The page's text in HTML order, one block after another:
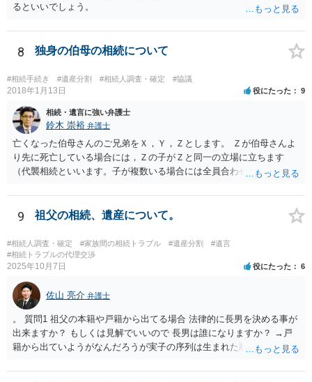
るといいでしょう。
8 独身の伯母の相続について
#相続手続き #遺産分割 #相続人調査・確定 #協議
2018年1月13日 役にたった 9
相続・遺言に強い弁護士
鈴木 崇裕 弁護士
亡くなった伯母さんのご兄弟をＸ，Ｙ，Ｚとします。 Ｚが伯母さんよ
り先に死亡している場合には，Ｚの子がＺと同一の立場に立ちます
（代襲相続といいます。子が複数いる場合には全員合わせてＺと同一
つの相続分を有していますので， そのことを前提として，遺産分割協
議をすることになります（必ずしも３分の１ずつにしなくても，合意
ができれば構いません。）。 今後の対応としては， ①伯母さんの相続
財産（遺産）の全容を整理する（預貯金，有価証券，不動産等の有無
を調べることになります。） ②相続財産に照らし，相続税の申告の準
備をする（税理士の先生にご相談ください。） ③遺産分割協議をする
（ご本人同士で行っても構いませんし，弁護士に相談することもよろ
しいと思います。） ことになります。
9 祖父の相続、遺産について。
#相続人調査・確定 #家族間の相続トラブル #遺産分割
#遺言
#相続トラブルの代理交渉
2025年10月7日 役にたった 6
佐山 亮介 弁護士
。 質問1 祖父の本籍や戸籍から出てる場合 法律的に長男を決める事が
出来ますか？ もしくは見解でいいので 長男は誰になりますか？ →戸
籍から出ていようがなんだろうが実子の序列は生まれた順ですから、
書が腹違いの長男に向けてある場合 書かれてる内容が最優先にされる